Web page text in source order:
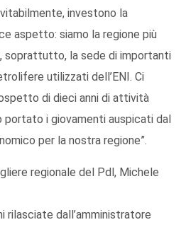
investono la
aspetto: siamo la regione più
soprattutto, la sede di importanti
utilizzati dell’ENI. Ci
di dieci anni di attività
i giovamenti auspicati dal
per la nostra regione”.
regionale del Pdl, Michele
rilasciate dall’amministratore